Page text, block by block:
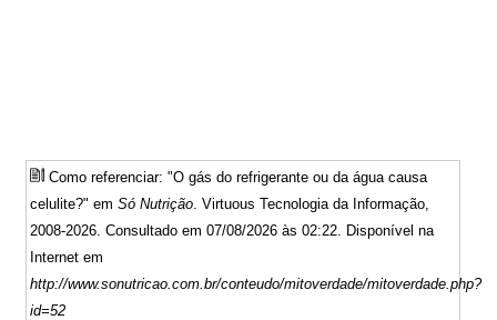
Como referenciar: "O gás do refrigerante ou da água causa
celulite?" emSó Nutrição . Virtuous Tecnologia da Informação,
2008-2026. Consultado em 07/08/2026 às 02:22. Disponível na
Internet em
http://www.sonutricao.com.br/conteudo/mitoverdade/mitoverdade.php?
id=52